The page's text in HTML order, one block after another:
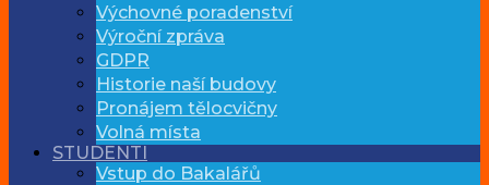
Výchovné poradenství
Výroční zpráva
GDPR
Historie naší budovy
Pronájem tělocvičny
Volná místa
STUDENTI
Vstup do Bakalářů